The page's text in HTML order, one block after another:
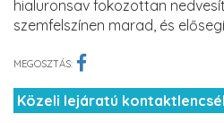
hialuronsav fokozottan
szemfelszínen marad, és
MEGOSZTÁS:
Közeli lejáratú